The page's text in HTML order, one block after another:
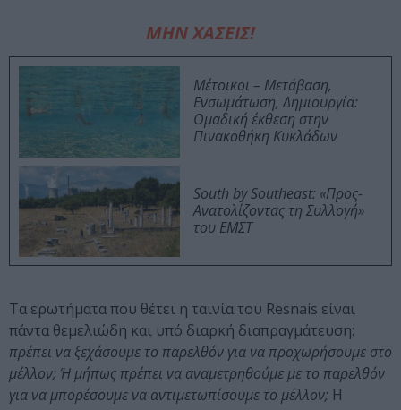
ΜΗΝ ΧΑΣΕΙΣ!
Μέτοικοι – Μετάβαση,
Ενσωμάτωση, Δημιουργία:
Ομαδική έκθεση στην
Πινακοθήκη Κυκλάδων
South by Southeast: «Προς-
Ανατολίζοντας τη Συλλογή»
του ΕΜΣΤ
Τα ερωτήματα που θέτει η ταινία του Resnais είναι
πάντα θεμελιώδη και υπό διαρκή διαπραγμάτευση:
πρέπει να ξεχάσουμε το παρελθόν για να προχωρήσουμε στο
μέλλον; Ή μήπως πρέπει να αναμετρηθούμε με το παρελθόν
για να μπορέσουμε να αντιμετωπίσουμε το μέλλον; Η